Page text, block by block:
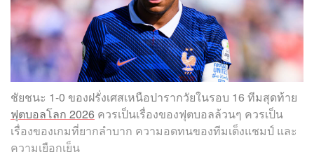
ชัยชนะ 1-0 ของฝรั่งเศสเหนือปารากวัยในรอบ 16 ทีมสุดท้าย
ฟุตบอลโลก 2026 ควรเป็นเรื่องของฟุตบอลล้วนๆ ควรเป็น
เรื่องของเกมที่ยากลำบาก ความอดทนของทีมเต็งแชมป์ และ
ความเยือกเย็น